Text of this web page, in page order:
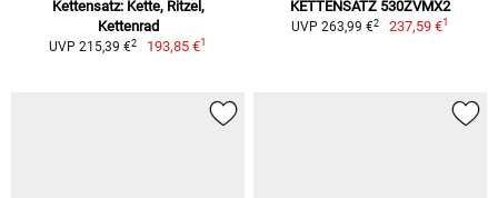
Kettensatz: Kette, Ritzel,
Kettenrad
UVP 215,39 €2 193,85 €1
KETTENSATZ 530ZVMX2
UVP 263,99 €2 237,59 €1